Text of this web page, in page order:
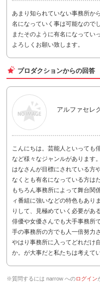
あまり知られていない事務所か
名になっていく事は可能なので
またそのように有名になってい
よろしくお願い致します。
プロダクションからの回答
アルファセレ
こんにちは。芸能人といっても
など様々なジャンルがあります。
はなさんが目標にされている方
なくとも有名になっている方は
もちろん事務所によって舞台関
ィ番組に強いなどの特色もあり
りして、見極めていく必要があ
俳優や女優さんでも大手事務所
手の事務所の方でも人一倍努力
やはり事務所に入ってどれだけ
か。が大事だと私たちは考えて
※質問するには narrow へのログイン